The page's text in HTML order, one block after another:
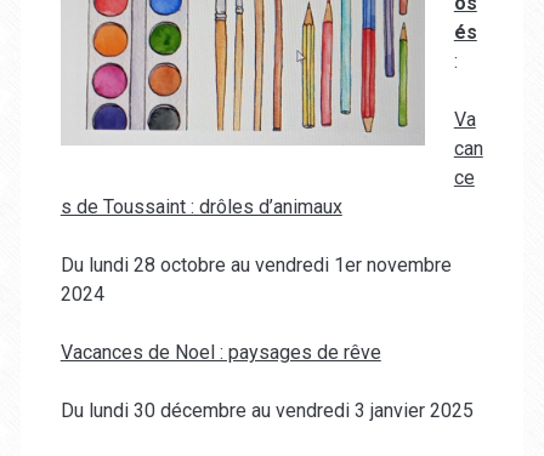
és
:
Va
can
ce
s de Toussaint : drôles d’animaux
Du lundi 28 octobre au vendredi 1er novembre
2024
Vacances de Noel : paysages de rêve
Du lundi 30 décembre au vendredi 3 janvier 2025